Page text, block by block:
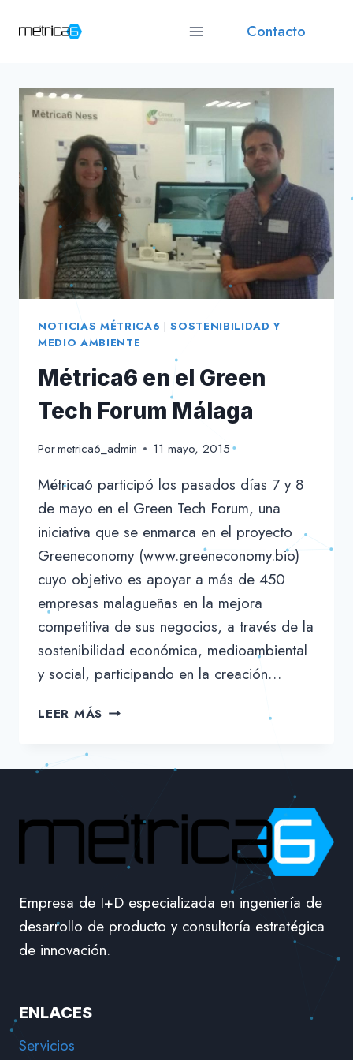
Contacto
NOTICIAS MÉTRICA6 |SOSTENIBILIDAD Y
MEDIO AMBIENTE
Métrica6 en el Green
Tech Forum Málaga
Pormetrica6_admin 11 mayo, 2015
Métrica6 participó los pasados días 7 y 8
de mayo en el Green Tech Forum, una
iniciativa que se enmarca en el proyecto
Greeneconomy (www.greeneconomy.bio)
cuyo objetivo es apoyar a más de 450
empresas malagueñas en la mejora
competitiva de sus negocios, a través de la
sostenibilidad económica, medioambiental
y social, participando en la creación…
LEER MÁS MÉTRICA6
GREEN
MÁLAGA
Empresa de I+D especializada en ingeniería de
desarrollo de producto y consultoría estratégica
de innovación.
ENLACES
Servicios